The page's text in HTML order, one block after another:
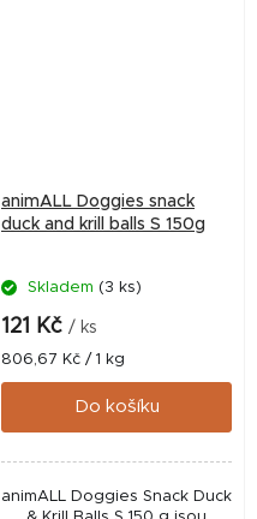
animALL Doggies snack
duck and krill balls S 150g
Skladem (3 ks)
121 Kč / ks
Měrná
cena:
806,67 Kč / 1 kg
Do košíku
animALL Doggies Snack Duck